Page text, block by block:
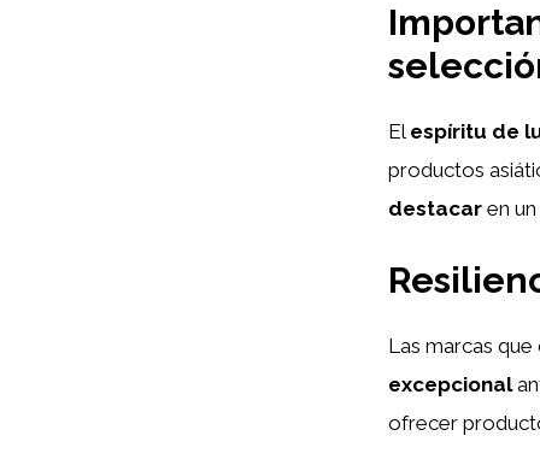
El espíritu de
productos
destacar en
Las marcas
excepcional
ofrecer